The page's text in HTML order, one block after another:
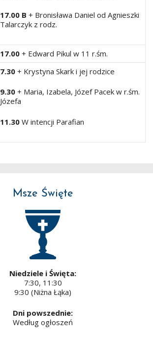
17.00 B + Bronisława Daniel od Agnieszki
Talarczyk z rodz.
17.00 + Edward Pikul w 11 r.śm.
7.30 + Krystyna Skark i jej rodzice
9.30 + Maria, Izabela, Józef Pacek w r.śm.
Józefa
11.30 W intencji Parafian
Msze Święte
Niedziele i Święta:
7:30, 11:30
9:30 (Niżna Łąka)
Dni powszednie:
Według ogłoszeń